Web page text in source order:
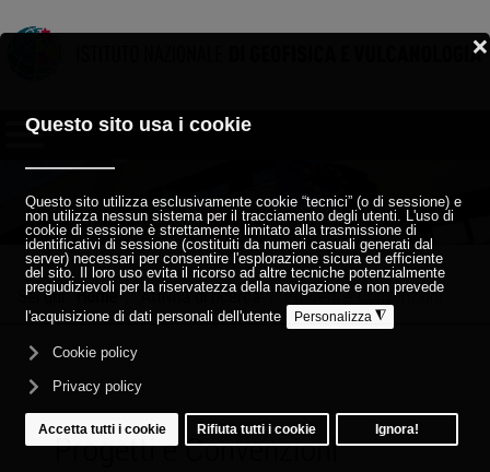
Sei qui:Home Attività di ricerca Progetti e Convenzioni
Progetti e Convenzioni